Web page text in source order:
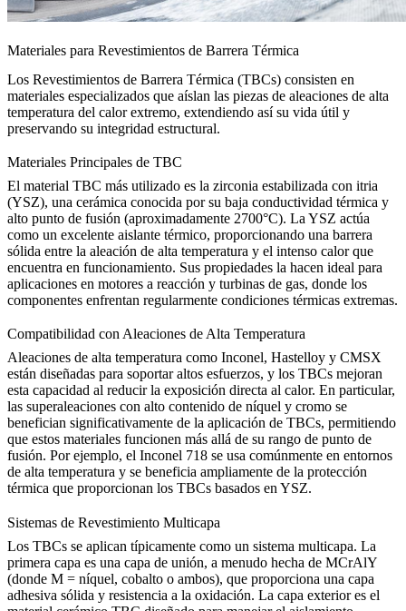
Materiales para Revestimientos de Barrera Térmica
Los Revestimientos de Barrera Térmica (TBCs) consisten en
materiales especializados que aíslan las piezas de aleaciones de alta
temperatura del calor extremo, extendiendo así su vida útil y
preservando su integridad estructural.
Materiales Principales de TBC
El material TBC más utilizado es la zirconia estabilizada con itria
(YSZ), una cerámica conocida por su baja conductividad térmica y
alto punto de fusión (aproximadamente 2700°C). La YSZ actúa
como un excelente aislante térmico, proporcionando una barrera
sólida entre la aleación de alta temperatura y el intenso calor que
encuentra en funcionamiento. Sus propiedades la hacen ideal para
aplicaciones en motores a reacción y turbinas de gas, donde los
componentes enfrentan regularmente condiciones térmicas extremas.
Compatibilidad con Aleaciones de Alta Temperatura
Aleaciones de alta temperatura como Inconel, Hastelloy y CMSX
están diseñadas para soportar altos esfuerzos, y los TBCs mejoran
esta capacidad al reducir la exposición directa al calor. En particular,
las superaleaciones con alto contenido de níquel y cromo se
benefician significativamente de la aplicación de TBCs, permitiendo
que estos materiales funcionen más allá de su rango de punto de
fusión. Por ejemplo, el Inconel 718 se usa comúnmente en entornos
de alta temperatura y se beneficia ampliamente de la protección
térmica que proporcionan los TBCs basados en YSZ.
Sistemas de Revestimiento Multicapa
Los TBCs se aplican típicamente como un sistema multicapa. La
primera capa es una capa de unión, a menudo hecha de MCrAlY
(donde M = níquel, cobalto o ambos), que proporciona una capa
adhesiva sólida y resistencia a la oxidación. La capa exterior es el